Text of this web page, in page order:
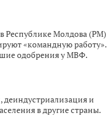
Республике Молдова (РМ)
«командную работу».
одобрения у МВФ.
деиндустриализация и
в другие страны.